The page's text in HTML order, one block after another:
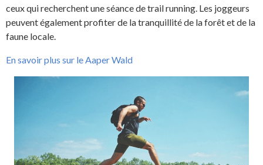
ceux qui recherchent une séance de trail running. Les joggeurs
peuvent également profiter de la tranquillité de la forêt et de la
faune locale.
En savoir plus sur le Aaper Wald